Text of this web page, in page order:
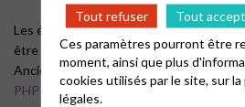
PHP 146
Les équipes de rédaction et de
être renforcées. N’hésitez pas à venir
Anciens numéros :
PHP 145
Tout refuser
Tout
Ces paramètres pourront être
moment, ainsi que plus
cookies utilisés par le site, sur la
légales.